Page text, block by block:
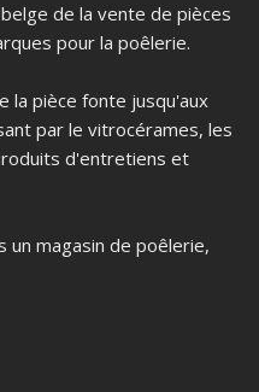
de la vente de pièces
pour la poêlerie.
la pièce fonte jusqu'aux
par le vitrocérames, les
d'entretiens et
un magasin de poêlerie,